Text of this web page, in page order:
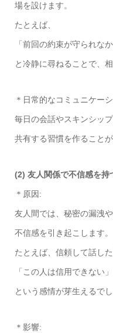
場を設けます。
たとえば、
「前回の約束が守られな
と冷静に尋ねることで、
＊日常的なコミュニケー
毎日の会話やスキンシッ
共有する習慣を作ることが
(2) 友人関係で不信感を持
＊原因:
友人間では、秘密の漏洩
不信感を引き起こします。
たとえば、信頼して話し
「この人は信用できない」
という感情が芽生えるでし
＊影響: